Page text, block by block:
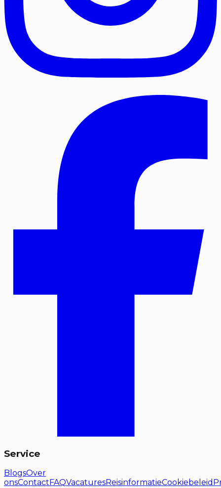
Service
BlogsOver
onsContact FAQVacaturesReisinformatieCookiebeleid